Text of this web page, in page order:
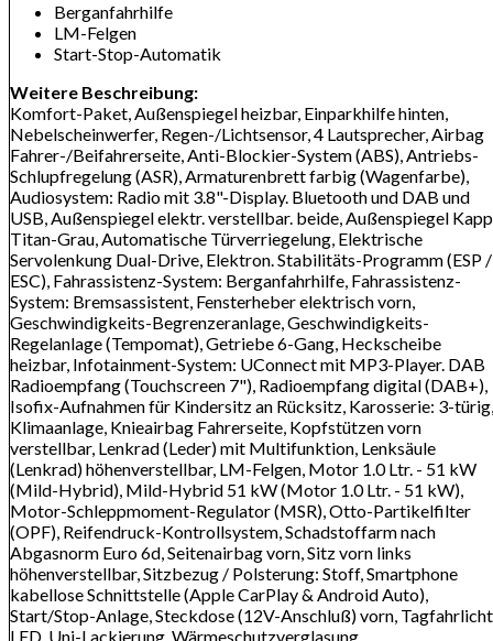
Berganfahrhilfe
LM-Felgen
Start-Stop-Automatik
Weitere Beschreibung:
Komfort-Paket, Außenspiegel heizbar, Einparkhilfe hinten,
Nebelscheinwerfer, Regen-/Lichtsensor, 4 Lautsprecher, Airbag
Fahrer-/Beifahrerseite, Anti-Blockier-System (ABS), Antriebs-
Schlupfregelung (ASR), Armaturenbrett farbig (Wagenfarbe),
Audiosystem: Radio mit 3.8"-Display. Bluetooth und DAB und
USB, Außenspiegel elektr. verstellbar. beide, Außenspiegel
Titan-Grau, Automatische Türverriegelung, Elektrische
Servolenkung Dual-Drive, Elektron. Stabilitäts-Programm (ESP /
ESC), Fahrassistenz-System: Berganfahrhilfe, Fahrassistenz-
System: Bremsassistent, Fensterheber elektrisch vorn,
Geschwindigkeits-Begrenzeranlage, Geschwindigkeits-
Regelanlage (Tempomat), Getriebe 6-Gang, Heckscheibe
heizbar, Infotainment-System: UConnect mit MP3-Player. DAB
Radioempfang (Touchscreen 7"), Radioempfang digital (DAB+),
Isofix-Aufnahmen für Kindersitz an Rücksitz, Karosserie: 3-türig,
Klimaanlage, Knieairbag Fahrerseite, Kopfstützen vorn
verstellbar, Lenkrad (Leder) mit Multifunktion, Lenksäule
(Lenkrad) höhenverstellbar, LM-Felgen, Motor 1.0 Ltr. - 51 kW
(Mild-Hybrid), Mild-Hybrid 51 kW (Motor 1.0 Ltr. - 51 kW),
Motor-Schleppmoment-Regulator (MSR), Otto-Partikelfilter
(OPF), Reifendruck-Kontrollsystem, Schadstoffarm nach
Abgasnorm Euro 6d, Seitenairbag vorn, Sitz vorn links
höhenverstellbar, Sitzbezug / Polsterung: Stoff, Smartphone
kabellose Schnittstelle (Apple CarPlay & Android Auto),
Start/Stop-Anlage, Steckdose (12V-Anschluß) vorn, Tagfahrlicht
LED, Uni-Lackierung, Wärmeschutzverglasung,